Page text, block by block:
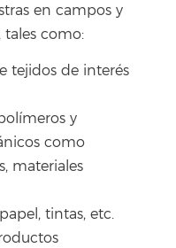
en campos y
tales como:
tejidos de interés
y
como
materiales
tintas, etc.